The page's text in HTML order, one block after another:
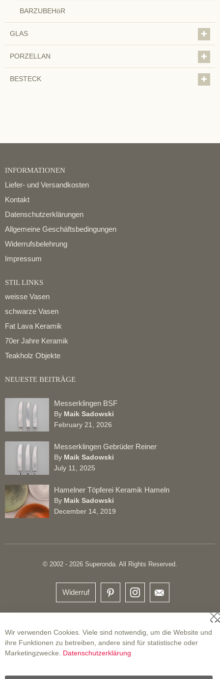
BARZUBEHöR
GLAS
PORZELLAN
BESTECK
INFORMATIONEN
Liefer- und Versandkosten
Kontakt
Datenschutzerklärungen
Allgemeine Geschäftsbedingungen
Widerrufsbelehrung
Impressum
STIL LINKS
weisse Vasen
schwarze Vasen
Fat Lava Keramik
70er Jahre Keramik
Teakholz Objekte
NEUESTE BEITRÄGE
Messerklingen BSF
By Maik Sadowski
February 21, 2026
Messerklingen Gebrüder Reiner
By Maik Sadowski
July 11, 2025
Hamelner Töpferei Keramik Hameln
By Maik Sadowski
December 14, 2019
© 2002 - 2026 Superonda. All Rights Reserved.
Widerruf
Wir verwenden Cookies. Viele sind notwendig, um die Website und
ihre Funktionen zu betreiben, andere sind für statistische oder
Marketingzwecke. Datenschutzerklärung